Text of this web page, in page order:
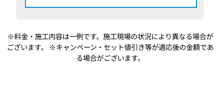
※料金・施工内容は一例です。施工現場の状況により異なる場合が
ございます。
※キャンペーン・セット値引き等が適応後の金額であ
る場合がございます。